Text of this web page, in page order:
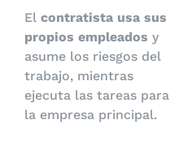
El contratista usa sus
propios empleados y
asume los riesgos del
trabajo, mientras
ejecuta las tareas para
la empresa principal.